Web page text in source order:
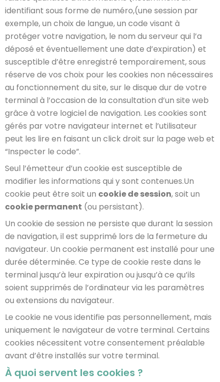
identifiant sous forme de numéro,(une session par
exemple, un choix de langue, un code visant à
protéger votre navigation, le nom du serveur qui l’a
déposé et éventuellement une date d’expiration) et
susceptible d’être enregistré temporairement, sous
réserve de vos choix pour les cookies non nécessaires
au fonctionnement du site, sur le disque dur de votre
terminal à l’occasion de la consultation d’un site web
grâce à votre logiciel de navigation. Les cookies sont
gérés par votre navigateur internet et l’utilisateur
peut les lire en faisant un click droit sur la page web et
“Inspecter le code”.
Seul l’émetteur d’un cookie est susceptible de
modifier les informations qui y sont contenues.Un
cookie peut être soit un cookie de session, soit un
cookie permanent (ou persistant).
Un cookie de session ne persiste que durant la session
de navigation, il est supprimé lors de la fermeture du
navigateur. Un cookie permanent est installé pour une
durée déterminée. Ce type de cookie reste dans le
terminal jusqu’à leur expiration ou jusqu’à ce qu’ils
soient supprimés de l’ordinateur via les paramètres
ou extensions du navigateur.
Le cookie ne vous identifie pas personnellement, mais
uniquement le navigateur de votre terminal. Certains
cookies nécessitent votre consentement préalable
avant d’être installés sur votre terminal.
À quoi servent les cookies ?